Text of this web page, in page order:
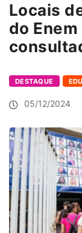
Locais
do
DESTAQUE
05/12/2024